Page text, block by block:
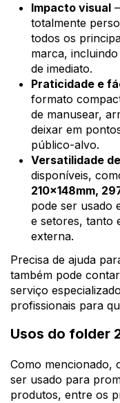
Impacto visual
totalmente
todos os
marca,
de imediato.
Praticidade e
formato
de manusear,
deixar em
público-alvo.
Versatilidade
disponíveis,
210x148mm,
pode ser usado
e setores, tanto
externa.
Precisa de ajuda
também pode
serviço
profissionais para
Usos do folder
Como mencionado,
ser usado para
produtos, entre os